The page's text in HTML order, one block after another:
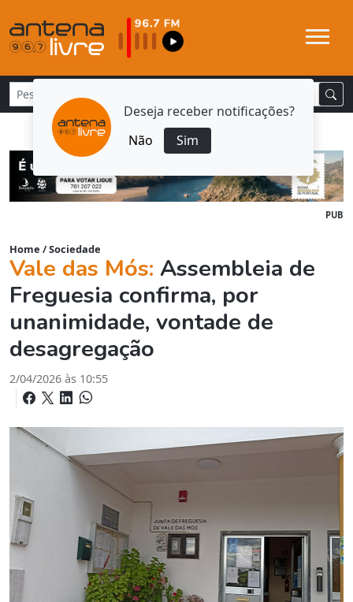
Deseja receber notificações?
Não
Sim
PUB
Home /Sociedade
Vale das Mós: Assembleia de
Freguesia confirma, por
unanimidade, vontade de
desagregação
2/04/2026 às 10:55